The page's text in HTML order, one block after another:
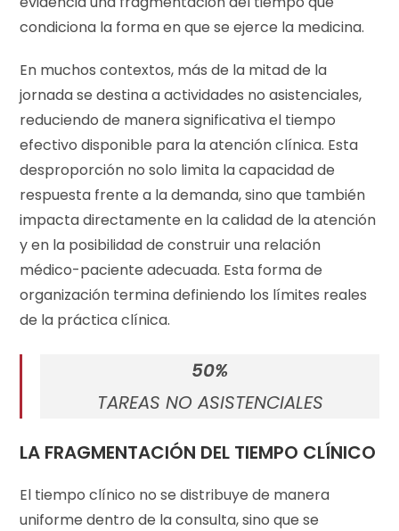
condiciona la forma en que se ejerce la medicina.
En muchos contextos, más de la mitad de la
jornada se destina a actividades no asistenciales,
reduciendo de manera significativa el tiempo
efectivo disponible para la atención clínica. Esta
desproporción no solo limita la capacidad de
respuesta frente a la demanda, sino que también
impacta directamente en la calidad de la atención
y en la posibilidad de construir una relación
médico-paciente adecuada. Esta forma de
organización termina definiendo los límites reales
de la práctica clínica.
50%
TAREAS NO ASISTENCIALES
LA FRAGMENTACIÓN DEL TIEMPO CLÍNICO
El tiempo clínico no se distribuye de manera
uniforme dentro de la consulta, sino que se